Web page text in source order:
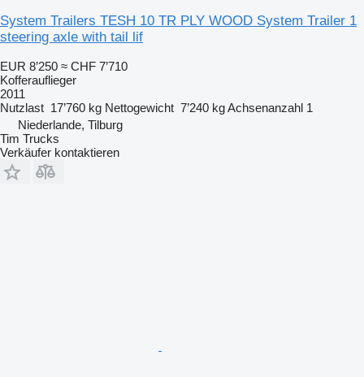
System Trailers TESH 10 TR PLY WOOD System Trailer 1
steering axle with tail lif
EUR 8’250 ≈ CHF 7’710
Kofferauflieger
2011
Nutzlast 17’760 kg Nettogewicht 7’240 kgAchsenanzahl 1
Niederlande, Tilburg
Tim Trucks
Verkäufer kontaktieren